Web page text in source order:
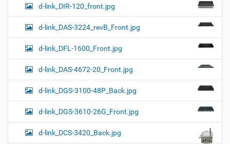
d-link_DIR-120_front.jpg
d-link_DAS-3224_revB_Front.jpg
d-link_DFL-1600_Front.jpg
d-link_DAS-4672-20_Front.jpg
d-link_DGS-3100-48P_Back.jpg
d-link_DGS-3610-26G_Front.jpg
d-link_DCS-3420_Back.jpg